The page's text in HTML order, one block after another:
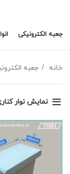
جعبه الکترونیکی
خانه جعبه
نمایش نوار